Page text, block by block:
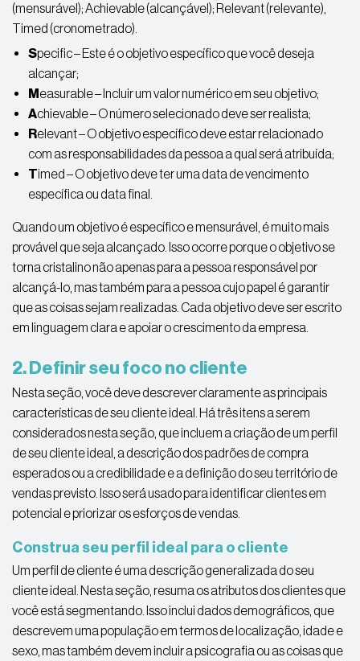
(mensurável); Achievable (alcançável); Relevant (relevante),
Timed (cronometrado).
Specific – Este é o objetivo específico que você deseja
alcançar;
Measurable – Incluir um valor numérico em seu objetivo;
Achievable – O número selecionado deve ser realista;
Relevant – O objetivo específico deve estar relacionado
com as responsabilidades da pessoa a qual será atribuída;
Timed – O objetivo deve ter uma data de vencimento
específica ou data final.
Quando um objetivo é específico e mensurável, é muito mais
provável que seja alcançado. Isso ocorre porque o objetivo se
torna cristalino não apenas para a pessoa responsável por
alcançá-lo, mas também para a pessoa cujo papel é garantir
que as coisas sejam realizadas. Cada objetivo deve ser escrito
em linguagem clara e apoiar o crescimento da empresa.
2. Definir seu foco no cliente
Nesta seção, você deve descrever claramente as principais
características de seu cliente ideal. Há três itens a serem
considerados nesta seção, que incluem a criação de um perfil
de seu cliente ideal, a descrição dos padrões de compra
esperados ou a credibilidade e a definição do seu território de
vendas previsto. Isso será usado para identificar clientes em
potencial e priorizar os esforços de vendas.
Construa seu perfil ideal para o cliente
Um perfil de cliente é uma descrição generalizada do seu
cliente ideal. Nesta seção, resuma os atributos dos clientes que
você está segmentando. Isso inclui dados demográficos, que
descrevem uma população em termos de localização, idade e
sexo, mas também devem incluir a psicografia ou as coisas que